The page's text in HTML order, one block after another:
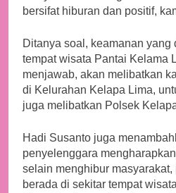
bersifat hiburan dan positif,
Ditanya soal, keamanan
tempat wisata Pantai Kelama
menjawab, akan melibatkan
di Kelurahan Kelapa Lima,
juga melibatkan Polsek
Hadi Susanto juga
penyelenggara
selain menghibur
berada di sekitar tempat